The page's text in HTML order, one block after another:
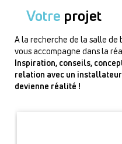
Votre projet
A la recherche de la salle de
vous accompagne dans la
Inspiration, conseils,
relation avec un
devienne réalité !